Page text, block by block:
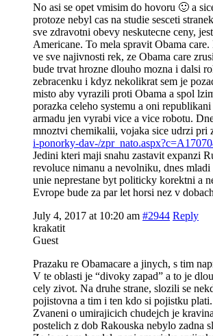
No asi se opet vmisim do hovoru 🙂 a
protoze nebyl cas na studie sesceti
sve zdravotni obevy neskutecne ceny,
Americane. To mela spravit Obama
ve sve najivnosti rek, ze Obama care
bude trvat hrozne dlouho mozna i dalsi
zebracenku i kdyz nekolikrat sem je
misto aby vyrazili proti Obama a spol
porazka celeho systemu a oni
armadu jen vyrabi vice a vice robotu.
mnoztvi chemikalii, vojaka sice udrzi pri
i-ponorky-dav-/
Jedini kteri maji snahu zastavit expanzi
revoluce nimanu a nevolniku, dnes
unie neprestane byt politicky korektni a
Evrope bude za par let horsi nez v
July 4, 2017 at 10:20 am #2944 Reply
krakatit
Guest
Prazaku re Obamacare a jinych, s tim
V te oblasti je “divoky zapad” a to je
cely zivot. Na druhe strane, slozili se
pojistovna a tim i ten kdo si pojistku plati.
Zvaneni o umirajicich chudejch je
postelich z dob Rakouska nebylo zadna